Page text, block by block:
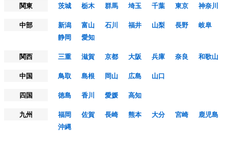
関東
茨城 栃木 群馬 埼玉 千葉 東京
神奈川
中部
新潟 富山 石川 福井 山梨 長野
岐阜
静岡
愛知
関西
三重 滋賀 京都 大阪 兵庫 奈良
和歌山
中国
鳥取 島根 岡山 広島
山口
四国
徳島 香川 愛媛
高知
九州
福岡 佐賀 長崎 熊本 大分 宮崎
鹿児島
沖縄